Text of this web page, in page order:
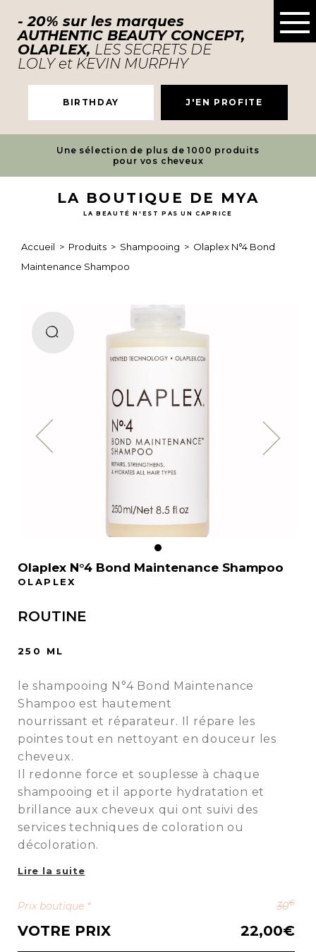
- 20% sur les marques
AUTHENTIC BEAUTY CONCEPT,
OLAPLEX, LES SECRETS DE
LOLY et KEVIN MURPHY
BIRTHDAY J'EN PROFITE
Une sélection de plus de 1000 produits
pour vos cheveux
LA BOUTIQUE DE MYA
LA BEAUTÉ N'EST PAS UN CAPRICE
Accueil > Produits > Shampooing > Olaplex N°4 Bond
Maintenance Shampoo
Olaplex N°4 Bond Maintenance Shampoo
OLAPLEX
ROUTINE
250 ML
le shampooing N°4 Bond Maintenance
Shampoo est hautement
nourrissant et réparateur. Il répare les
pointes tout en nettoyant en douceur les
cheveux.
Il redonne force et souplesse à chaque
shampooing et il apporte hydratation et
brillance aux cheveux qui ont suivi des
services techniques de coloration ou
décoloration.
Lire la suite
Prix boutique * 30€
VOTRE PRIX 22,00€